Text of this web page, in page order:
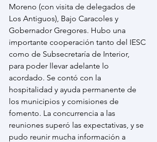
Moreno (con visita de delegados de
Los Antiguos), Bajo Caracoles y
Gobernador Gregores. Hubo una
importante cooperación tanto del IESC
como de Subsecretaría de Interior,
para poder llevar adelante lo
acordado. Se contó con la
hospitalidad y ayuda permanente de
los municipios y comisiones de
fomento. La concurrencia a las
reuniones superó las expectativas, y se
pudo reunir mucha información a